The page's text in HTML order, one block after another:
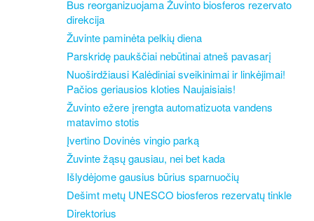
Bus reorganizuojama Žuvinto biosferos rezervato
direkcija
Žuvinte paminėta pelkių diena
Parskridę paukščiai nebūtinai atneš pavasarį
Nuoširdžiausi Kalėdiniai sveikinimai ir linkėjimai!
Pačios geriausios kloties Naujaisiais!
Žuvinto ežere įrengta automatizuota vandens
matavimo stotis
Įvertino Dovinės vingio parką
Žuvinte žąsų gausiau, nei bet kada
Išlydėjome gausius būrius sparnuočių
Dešimt metų UNESCO biosferos rezervatų tinkle
Direktorius